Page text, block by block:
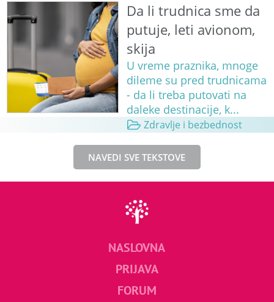
Da li trudnica sme da
putuje, leti avionom,
skija
U vreme praznika, mnoge
dileme su pred trudnicama
- da li treba putovati na
daleke destinacije, k...
Zdravlje i bezbednost
NAVEDI SVE TEKSTOVE
NASLOVNA
PRIJAVA
FORUM